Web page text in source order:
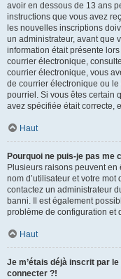
avoir en dessous de 13 ans
instructions que vous avez
les nouvelles inscriptions
un administrateur, avant que
information était présente
courrier électronique,
courrier électronique, vous
de courrier électronique ou
pourriel. Si vous êtes certain
avez spécifiée était correcte,
Haut
Pourquoi ne puis-je pas me
Plusieurs raisons peuvent en
nom d’utilisateur et votre
contactez un administrateur
banni. Il est également
problème de configuration et
Haut
Je m’étais déjà inscrit par
connecter ?!